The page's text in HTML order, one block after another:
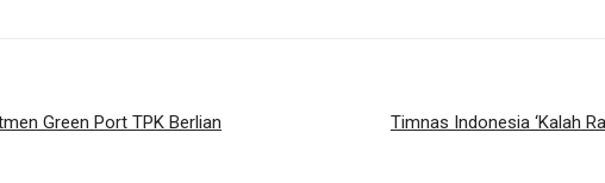
Green Port TPK Berlian
Timnas Indonesia ‘Kalah